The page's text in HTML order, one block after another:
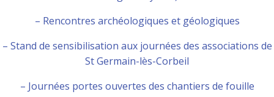
– Rencontres archéologiques et géologiques
– Stand de sensibilisation aux journées des associations de
St Germain-lès-Corbeil
– Journées portes ouvertes des chantiers de fouille